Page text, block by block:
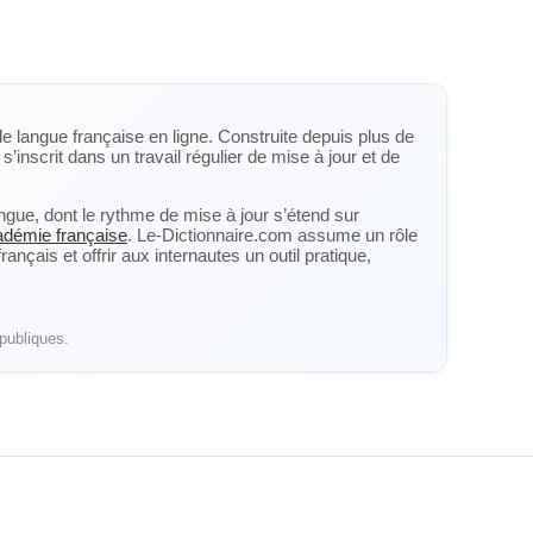
langue française en ligne. Construite depuis plus de
s’inscrit dans un travail régulier de mise à jour et de
dont le rythme de mise à jour s’étend sur
française. Le-Dictionnaire.com assume un rôle
et offrir aux internautes un outil pratique,